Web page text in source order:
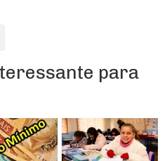
para